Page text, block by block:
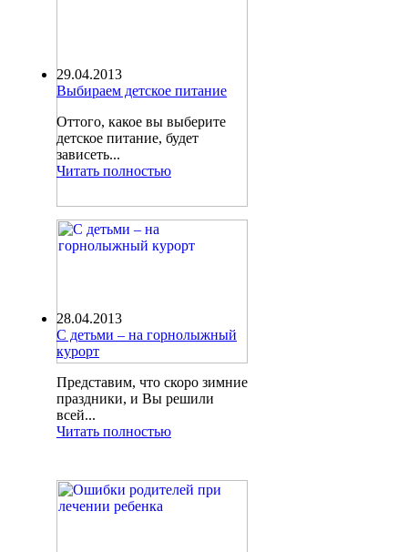
29.04.2013
Выбираем детское питание
Оттого, какое вы выберите
детское питание, будет
зависеть...
Читать полностью
28.04.2013
С детьми – на горнолыжный
курорт
Представим, что скоро зимние
праздники, и Вы решили
всей...
Читать полностью